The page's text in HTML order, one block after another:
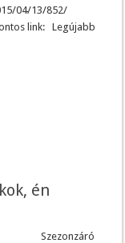
04/13/852/
link: Legújabb
én
Szezonzáró